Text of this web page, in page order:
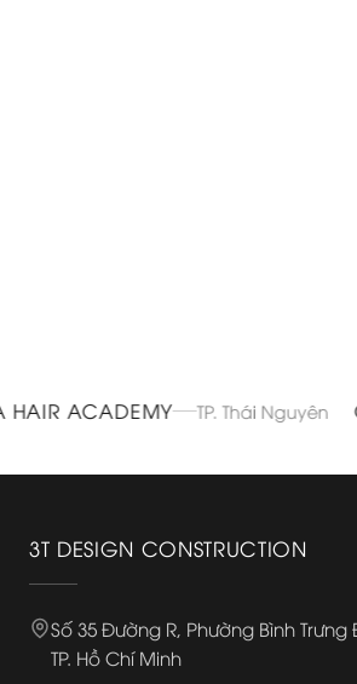
ACADEMY TP. Thái Nguyên GU
3T DESIGN CONSTRUCTION
Số 35 Đường R, Phường Bình Trưng
TP. Hồ Chí Minh